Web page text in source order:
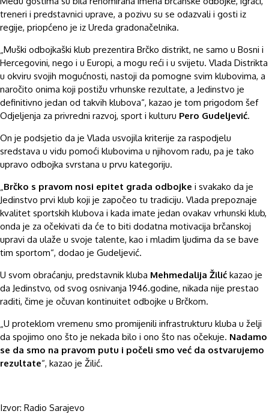
treneri i predstavnici uprave, a pozivu su se odazvali i gosti iz
regije, priopćeno je iz Ureda gradonačelnika.
„Muški odbojkaški klub prezentira Brčko distrikt, ne samo u Bosni i
Hercegovini, nego i u Europi, a mogu reći i u svijetu. Vlada Distrikta
u okviru svojih mogućnosti, nastoji da pomogne svim klubovima, a
naročito onima koji postižu vrhunske rezultate, a Jedinstvo je
definitivno jedan od takvih klubova“, kazao je tom prigodom šef
Odjeljenja za privredni razvoj, sport i kulturu Pero Gudeljević.
On je podsjetio da je Vlada usvojila kriterije za raspodjelu
sredstava u vidu pomoći klubovima u njihovom radu, pa je tako
upravo odbojka svrstana u prvu kategoriju.
„Brčko s pravom nosi epitet grada odbojke i svakako da je
Jedinstvo prvi klub koji je započeo tu tradiciju. Vlada prepoznaje
kvalitet sportskih klubova i kada imate jedan ovakav vrhunski klub,
onda je za očekivati da će to biti dodatna motivacija brčanskoj
upravi da ulaže u svoje talente, kao i mladim ljudima da se bave
tim sportom“, dodao je Gudeljević.
U svom obraćanju, predstavnik kluba Mehmedalija Žilić kazao je
da Jedinstvo, od svog osnivanja 1946.godine, nikada nije prestao
raditi, čime je očuvan kontinuitet odbojke u Brčkom.
„U proteklom vremenu smo promijenili infrastrukturu kluba u želji
da spojimo ono što je nekada bilo i ono što nas očekuje. Nadamo
se da smo na pravom putu i počeli smo već da ostvarujemo
rezultate“, kazao je Žilić.
Izvor: Radio Sarajevo